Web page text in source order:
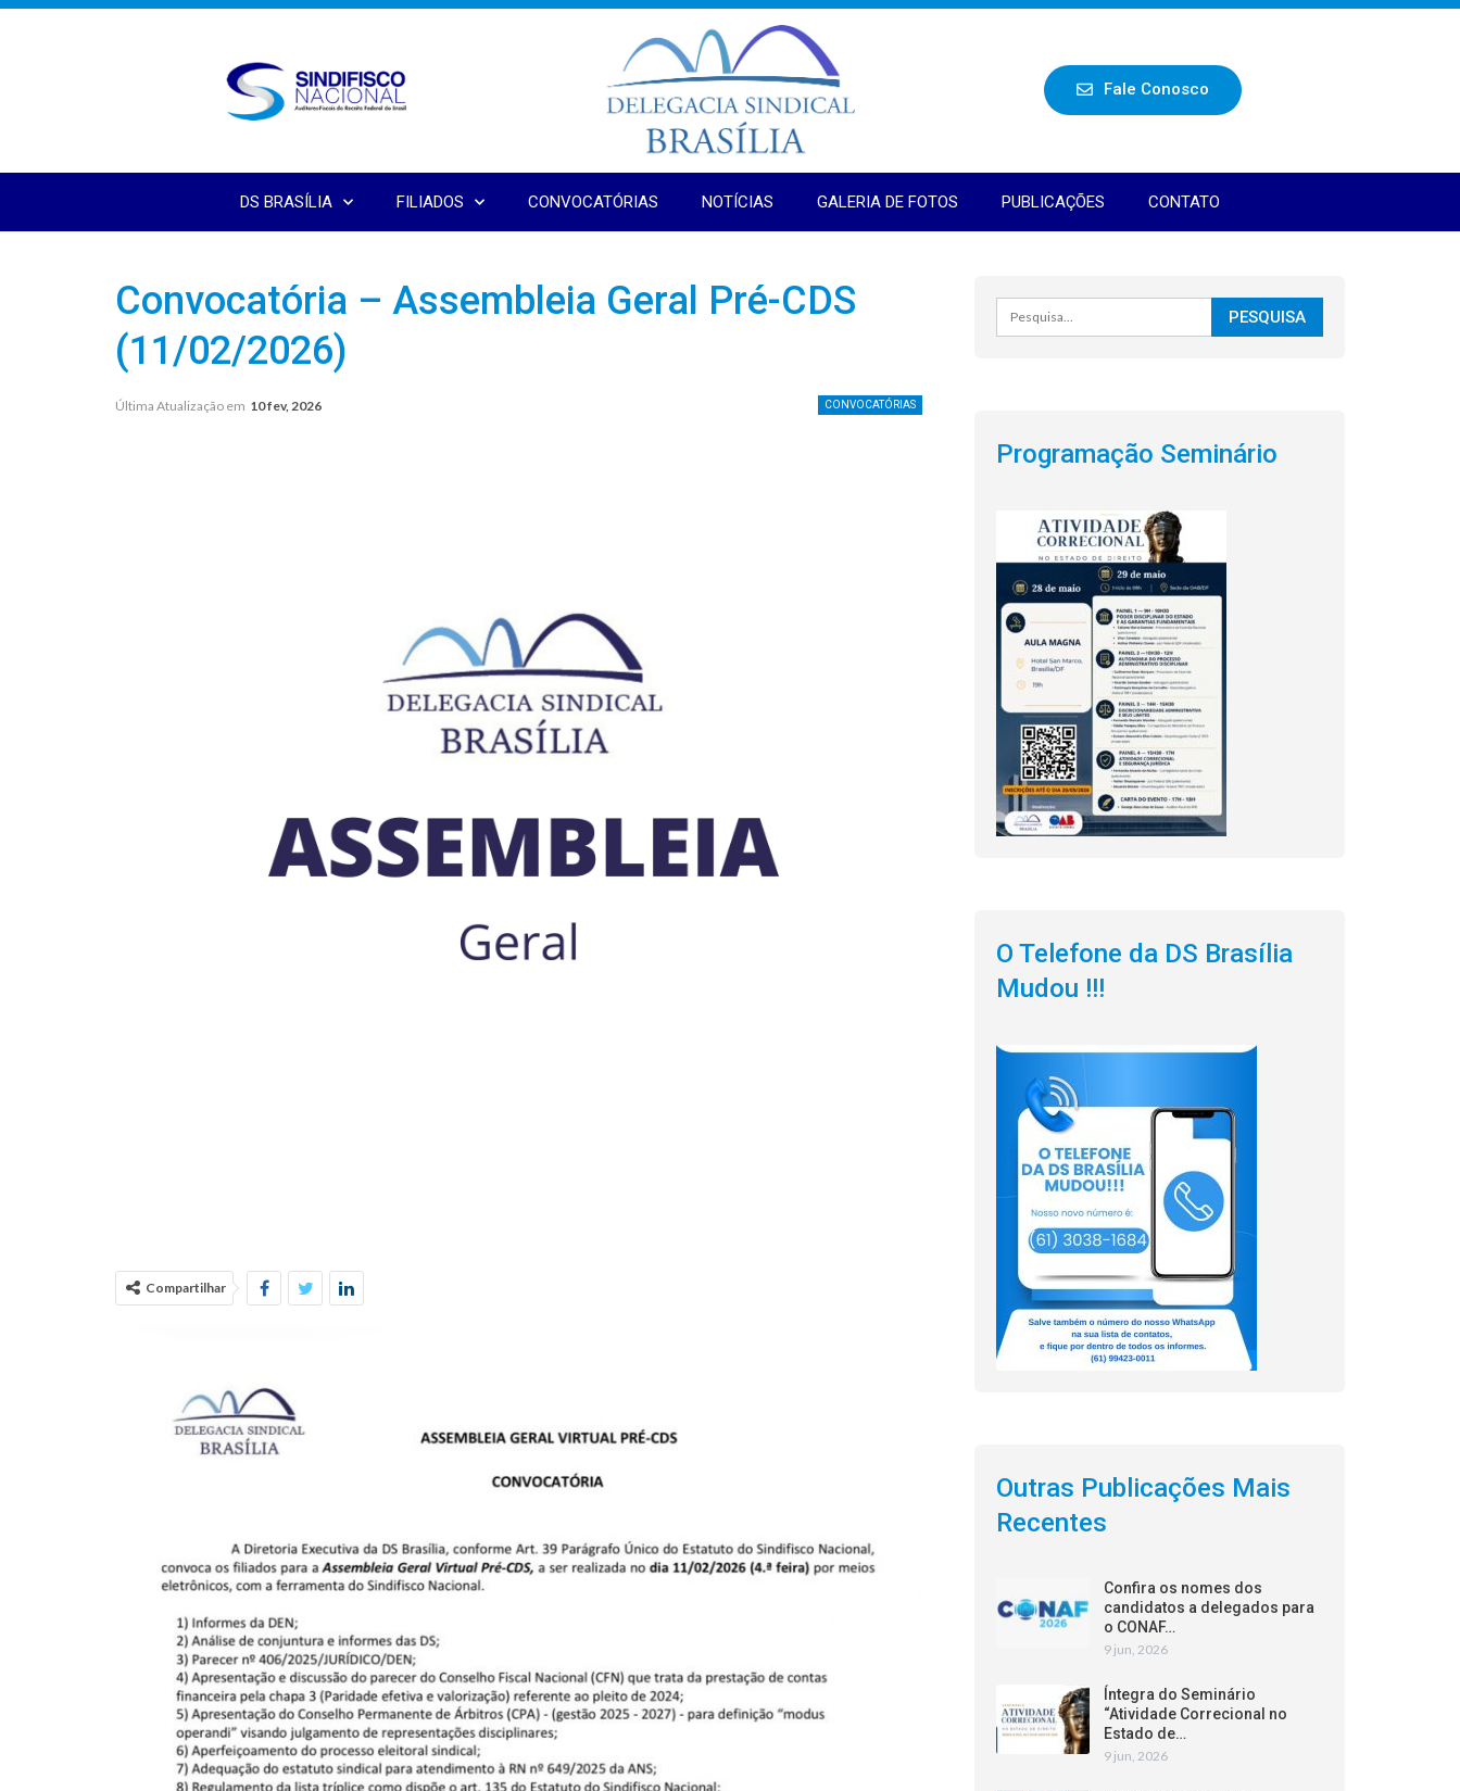
Fale Conosco
DS BRASÍLIA FILIADOS CONVOCATÓRIAS NOTÍCIAS GALERIA DE FOTOS PUBLICAÇÕES CONTATO
Convocatória – Assembleia Geral Pré-CDS
(11/02/2026)
CONVOCATÓRIAS
Última Atualização em 10 fev, 2026
Compartilhar
Programação Seminário
O Telefone da DS Brasília
Mudou !!!
Outras Publicações Mais
Recentes
Confira os nomes dos
candidatos a delegados para
o CONAF…
9 jun, 2026
Íntegra do Seminário
“Atividade Correcional no
Estado de…
9 jun, 2026